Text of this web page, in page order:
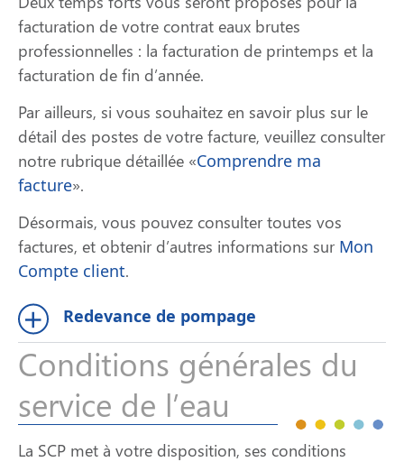
facturation de votre contrat eaux brutes
professionnelles : la facturation de printemps et la
facturation de fin d’année.
Par ailleurs, si vous souhaitez en savoir plus sur le
détail des postes de votre facture, veuillez consulter
notre rubrique détaillée «Comprendre ma
facture».
Désormais, vous pouvez consulter toutes vos
factures, et obtenir d’autres informations sur Mon
Compte client.
Redevance de pompage
Conditions générales du
service de l’eau
La SCP met à votre disposition, ses conditions